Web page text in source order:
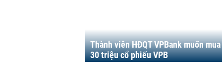
Thành viên HĐQT VPBank muốn
30 triệu cổ phiếu VPB